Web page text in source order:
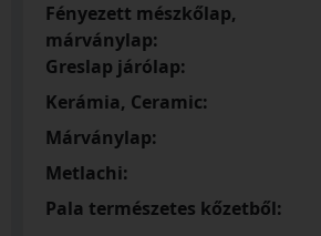
Fényezett mészkőlap,
márványlap:
Greslap járólap:
Kerámia, Ceramic:
Márványlap:
Metlachi:
Pala természetes kőzetből: